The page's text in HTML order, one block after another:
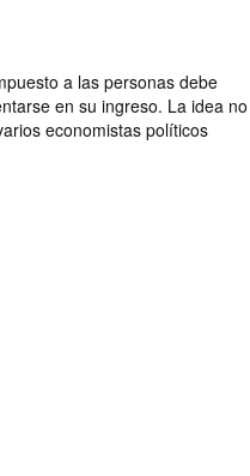
a las personas debe
en su ingreso. La idea no
economistas políticos